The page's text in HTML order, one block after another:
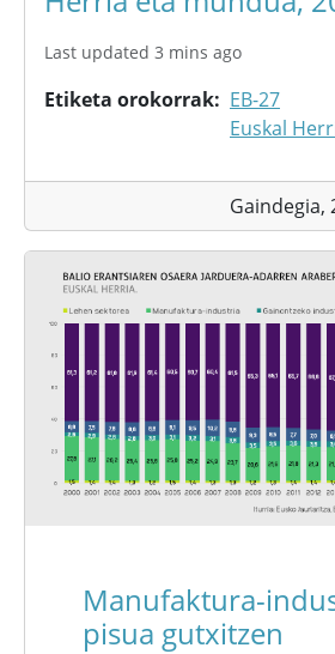
Last updated 3 mins ago
Etiketa orokorrak
EB-27
Euskal
Gaindegia,
Manufaktura-
pisua gutxitzen